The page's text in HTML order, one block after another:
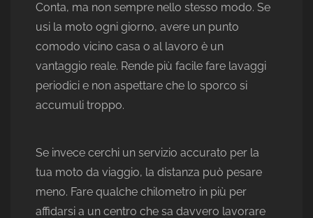
Conta, ma non sempre nello stesso modo. Se
usi la moto ogni giorno, avere un punto
comodo vicino casa o al lavoro è un
vantaggio reale. Rende più facile fare lavaggi
periodici e non aspettare che lo sporco si
accumuli troppo.
Se invece cerchi un servizio accurato per la
tua moto da viaggio, la distanza può pesare
meno. Fare qualche chilometro in più per
affidarsi a un centro che sa davvero lavorare